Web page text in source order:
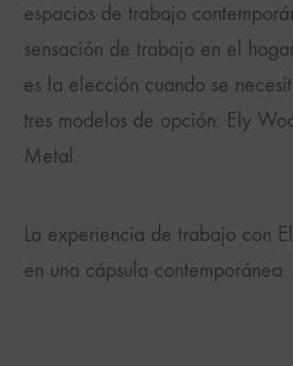
espacios de trabajo
sensación de trabajo en el
es la elección cuando se
tres modelos de opción: Ely
Metal.
La experiencia de trabajo con
en una cápsula contemporánea.